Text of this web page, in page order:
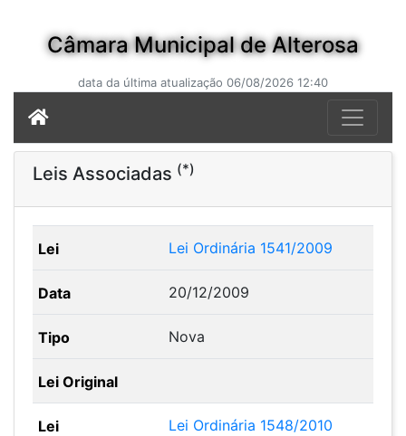
Câmara Municipal de Alterosa
data da última atualização 06/08/2026 12:40
Leis Associadas (*)
Lei Ordinária 1541/2009
20/12/2009
Nova
Lei Ordinária 1548/2010